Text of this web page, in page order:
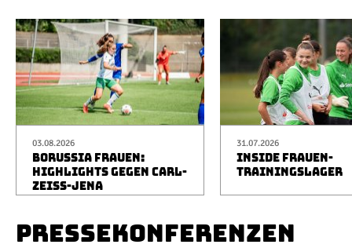
03.08.2026
BORUSSIA FRAUEN:
HIGHLIGHTS GEGEN CARL-
ZEISS-JENA
31.07.2026
INSIDE FRAUEN-
TRAININGSLAGER
PRESSEKONFERENZEN